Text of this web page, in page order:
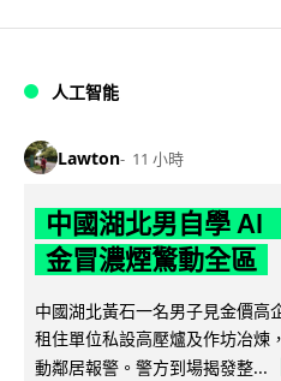
人工智能
Lawton 11 小時
中國湖北男自學 AI
金冒濃煙驚動全區
中國湖北黃石一名男子見金價高
租住單位私設高壓爐及作坊冶煉
動鄰居報警。警方到場揭發整...